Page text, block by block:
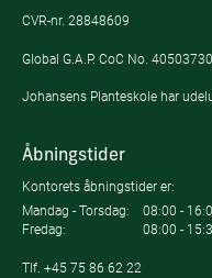
CVR-nr. 28848609
Global G.A.P. CoC No.
Johansens Planteskole har
Åbningstider
Kontorets åbningstider er:
Mandag - Torsdag:
08:00 -
Fredag:
08:00 -
Tlf. +45 75 86 62 22